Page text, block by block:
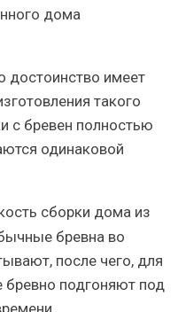
дома
достоинство имеет
такого
с бревен полностью
одинаковой
сборки дома из
бревна во
после чего, для
бревно подгоняют под